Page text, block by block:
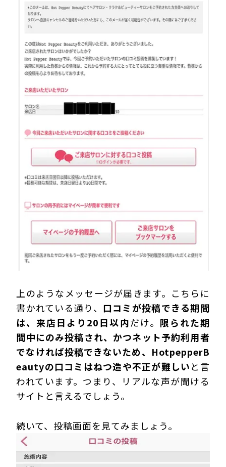
上のようなメッセージが届きます。こちらに
書かれている通り、 口コミが投稿できる期間
は、来店日より20日以内だけ。 限られた期
間中にのみ投稿され、かつネット予約利用者
でなければ投稿できないため、HotpepperB
eautyの口コミはねつ造や不正が難しいと言
われています。つまり、リアルな声が聞ける
サイトと言えるでしょう。
続いて、投稿画面を見てみましょう。